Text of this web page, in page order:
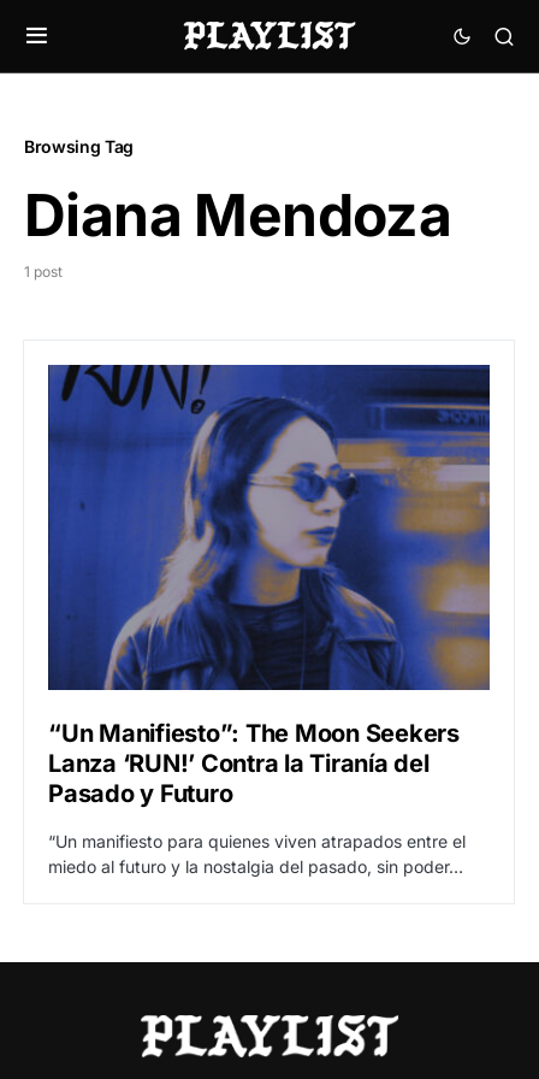
Browsing Tag
Diana Mendoza
1 post
“Un Manifiesto”: The Moon Seekers
Lanza ‘RUN!’ Contra la Tiranía del
Pasado y Futuro
“Un manifiesto para quienes viven atrapados entre el
miedo al futuro y la nostalgia del pasado, sin poder…